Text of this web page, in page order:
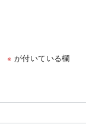
※ が付いている欄